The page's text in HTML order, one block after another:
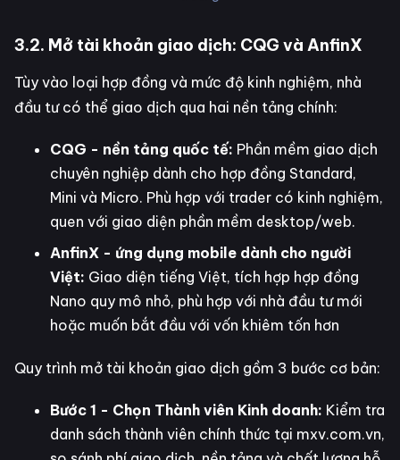
3.2. Mở tài khoản giao dịch: CQG và AnfinX
Tùy vào loại hợp đồng và mức độ kinh nghiệm, nhà
đầu tư có thể giao dịch qua hai nền tảng chính:
CQG - nền tảng quốc tế: Phần mềm giao dịch
chuyên nghiệp dành cho hợp đồng Standard,
Mini và Micro. Phù hợp với trader có kinh nghiệm,
quen với giao diện phần mềm desktop/web.
AnfinX - ứng dụng mobile dành cho người
Việt: Giao diện tiếng Việt, tích hợp hợp đồng
Nano quy mô nhỏ, phù hợp với nhà đầu tư mới
hoặc muốn bắt đầu với vốn khiêm tốn hơn
Quy trình mở tài khoản giao dịch gồm 3 bước cơ bản:
Bước 1 - Chọn Thành viên Kinh doanh: Kiểm tra
danh sách thành viên chính thức tại mxv.com.vn,